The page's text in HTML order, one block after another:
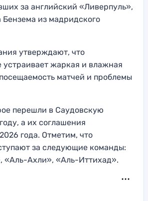
за английский «Ливерпуль»,
из мадридского
утверждают, что
устраивает жаркая и влажная
матчей и проблемы
перешли в Саудовскую
а их соглашения
года. Отметим, что
за следующие команды:
«Аль-Ахли», «Аль-Иттихад».